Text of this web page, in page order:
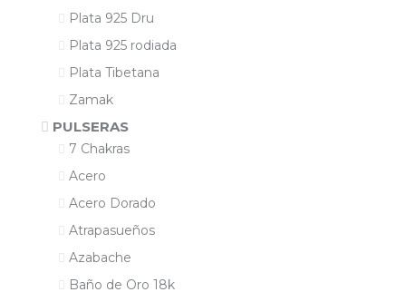
Plata 925 Dru
Plata 925 rodiada
Plata Tibetana
Zamak
PULSERAS
7 Chakras
Acero
Acero Dorado
Atrapasueños
Azabache
Baño de Oro 18k